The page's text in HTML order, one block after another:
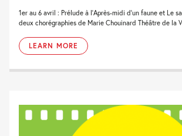
1er au 6 avril : Prélude à l'Après-midi d'un faune et Le
deux chorégraphies de Marie Chouinard Théâtre de la
LEARN MORE